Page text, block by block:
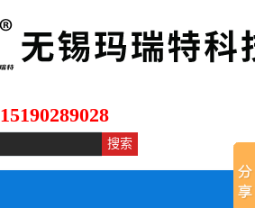
15190289028